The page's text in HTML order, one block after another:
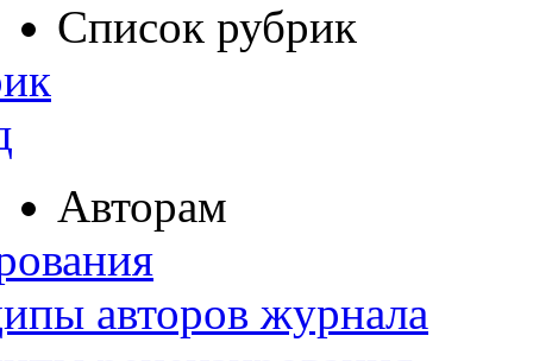
Список рубрик
Авторам
авторов журнала